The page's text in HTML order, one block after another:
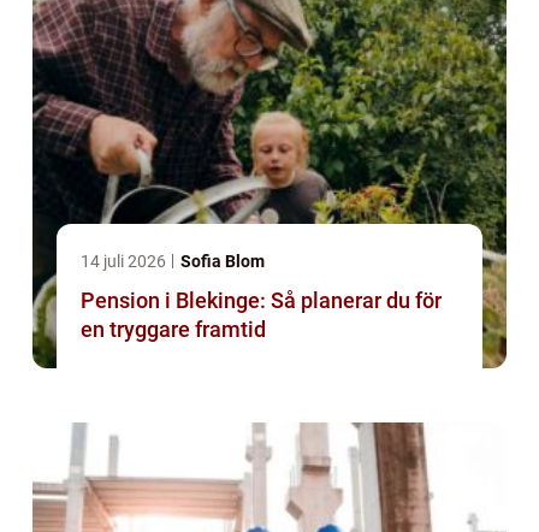
14 juli 2026 Sofia Blom
Pension i Blekinge: Så planerar du för
en tryggare framtid